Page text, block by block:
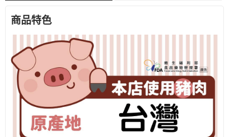
商品特色